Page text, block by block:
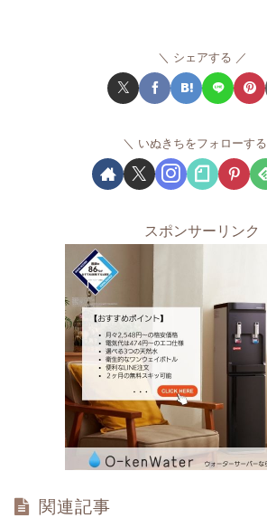
シェアする
いぬきちをフォローする
スポンサーリンク
関連記事